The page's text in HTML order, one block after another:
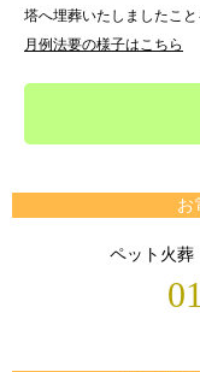
塔へ埋葬いたしましたこと
月例法要の様子はこちら
お
ペット火葬